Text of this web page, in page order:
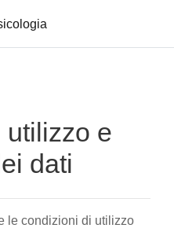
e
dati
le condizioni di utilizzo